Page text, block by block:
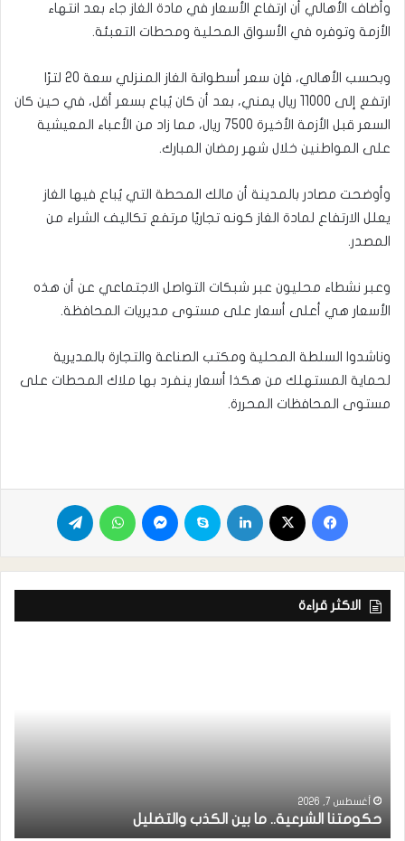
وأضاف الأهالي أن ارتفاع الأسعار في مادة الغاز جاء بعد انتهاء
الأزمة وتوفره في الأسواق المحلية ومحطات التعبئة.
وبحسب الأهالي، فإن سعر أسطوانة الغاز المنزلي سعة 20 لترًا
ارتفع إلى 11000 ريال يمني، بعد أن كان يُباع بسعر أقل، في حين كان
السعر قبل الأزمة الأخيرة 7500 ريال، مما زاد من الأعباء المعيشية
على المواطنين خلال شهر رمضان المبارك.
وأوضحت مصادر بالمدينة أن مالك المحطة التي يُباع فيها الغاز
يعلل الارتفاع لمادة الغاز كونه تجاريًا مرتفع تكاليف الشراء من
المصدر.
وعبر نشطاء محليون عبر شبكات التواصل الاجتماعي عن أن هذه
الأسعار هي أعلى أسعار على مستوى مديريات المحافظة.
وناشدوا السلطة المحلية ومكتب الصناعة والتجارة بالمديرية
لحماية المستهلك من هكذا أسعار ينفرد بها ملاك المحطات على
مستوى المحافظات المحررة.
الاكثر قراءة
أغسطس 7, 2026
حكومتنا الشرعية.. ما بين الكذب والتضليل